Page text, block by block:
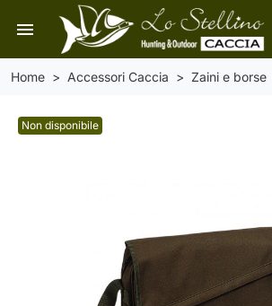
menu
Home Accessori Caccia Zaini e borse
Non disponibile